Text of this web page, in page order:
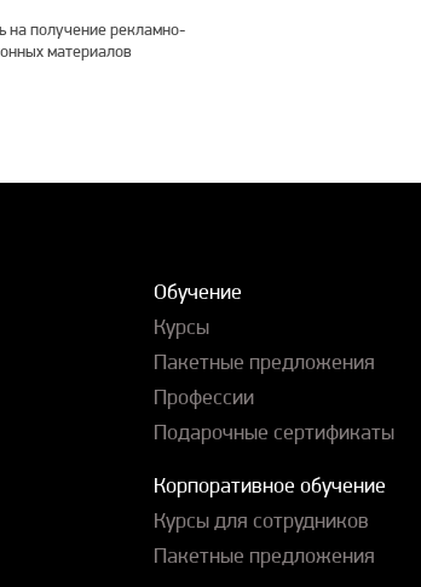
на получение рекламно-
материалов
Обучение
Курсы
Пакетные предложения
Профессии
Подарочные сертификаты
Корпоративное обучение
Курсы для сотрудников
Пакетные предложения